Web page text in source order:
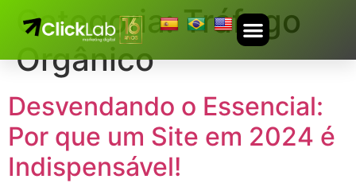
Categoria:Tráfego
Orgânico
Desvendando o Essencial:
Por que um Site em 2024 é
Indispensável!